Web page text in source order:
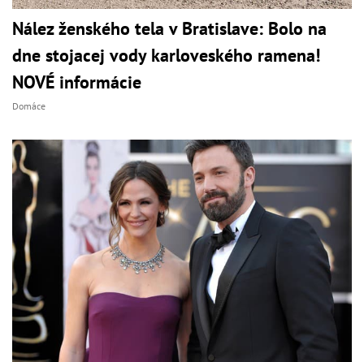
Nález ženského tela v Bratislave: Bolo na
dne stojacej vody karloveského ramena!
NOVÉ informácie
Domáce